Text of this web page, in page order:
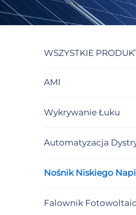
WSZYSTKIE
AMI
Wykrywanie Łuku
Automatyzacja
Nośnik Niskiego
Falownik